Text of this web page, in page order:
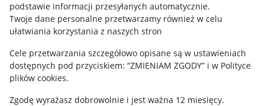
podstawie informacji przesyłanych automatycznie.
Twoje dane personalne przetwarzamy również w celu
ułatwiania korzystania z naszych stron
Cele przetwarzania szczegółowo opisane są w ustawieniach
dostępnych pod przyciskiem: “ZMIENIAM ZGODY” i w Polityce
plików cookies.
Zgodę wyrażasz dobrowolnie i jest ważna 12 miesięcy.
Polityka plików "cookies"
Ustawienia plików "cookies"
Udostępnianie lokalizacji
Informacje dla Aktu o Usługach Cyfrowych
Pobierz aplikację